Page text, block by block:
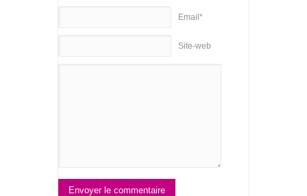
Email*
Site-web
Envoyer le commentaire